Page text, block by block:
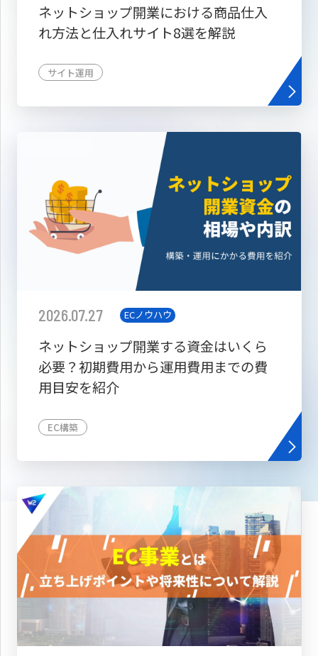
ネットショップ開業における商品仕入
れ方法と仕入れサイト8選を解説
サイト運用
2026.07.27 ECノウハウ
ネットショップ開業する資金はいくら
必要？初期費用から運用費用までの費
用目安を紹介
EC構築